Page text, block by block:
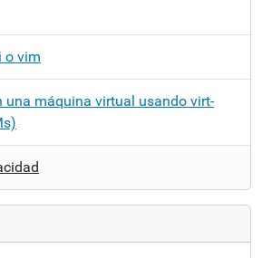
o vim
una máquina virtual usando virt-